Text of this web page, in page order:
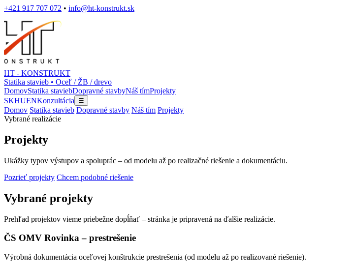
+421 917 707 072 • info@ht-konstrukt.sk
HT - KONSTRUKT
Statika stavieb • Oceľ / ŽB / drevo
DomovStatika staviebDopravné stavbyNáš tímProjekty
SKHUENKonzultácia ☰
Domov Statika stavieb Dopravné stavby Náš tím Projekty
Vybrané realizácie
Projekty
Ukážky typov výstupov a spoluprác – od modelu až po realizačné riešenie a dokumentáciu.
Pozrieť projekty Chcem podobné riešenie
Vybrané projekty
Prehľad projektov vieme priebežne dopĺňať – stránka je pripravená na ďalšie realizácie.
ČS OMV Rovinka – prestrešenie
Výrobná dokumentácia oceľovej konštrukcie prestrešenia (od modelu až po realizované riešenie).